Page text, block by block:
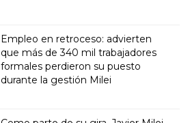
Empleo en retroceso: advierten
que más de 340 mil trabajadores
formales perdieron su puesto
durante la gestión Milei